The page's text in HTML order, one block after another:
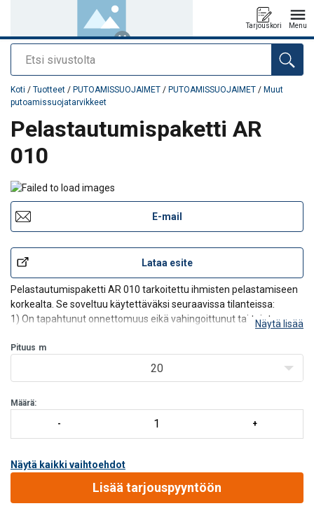
Etsi
Tarjouskori Menu
Tuote lisätty tarjouspyyntöön
Koti / Tuotteet / PUTOAMISSUOJAIMET / PUTOAMISSUOJAIMET / Muut
putoamissuojatarvikkeet
Pelastautumispaketti AR
010
E-mail
Lataa esite
Pelastautumispaketti AR 010 tarkoitettu ihmisten pelastamiseen
korkealta. Se soveltuu käytettäväksi seuraavissa tilanteissa:
1) On tapahtunut onnettomuus eikä vahingoittunut tai tajuton
2) Putoamissuojain on pysäyttänyt putoamisen ja uhri on jäänyt
Näytä lisää
Pituus m
20
Määrä:
Näytä kaikki vaihtoehdot
Lisää tarjouspyyntöön